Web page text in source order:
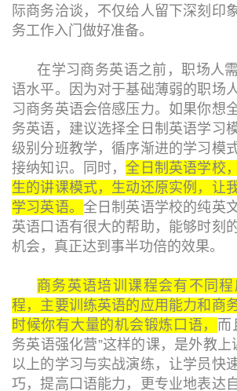
际商务洽谈，不仅给人留下深刻印
务工作入门做好准备。
在学习商务英语之前，职场人
语水平。因为对于基础薄弱的职场
习商务英语会倍感压力。如果你想
务英语，建议选择全日制英语学习
级别分班教学，循序渐进的学习模
接纳知识。同时，全日制英语学校
生的讲课模式，生动还原实例，让
学习英语。 全日制英语学校的纯英
英语口语有很大的帮助，能够时刻
机会，真正达到事半功倍的效果。
商务英语培训课程会有不同
程，主要训练英语的应用能力和商
时候你有大量的机会锻炼口语， 而
务英语强化营”这样的课，是外教
以上的学习与实战演练，让学员快
巧，提高口语能力，更专业地表达